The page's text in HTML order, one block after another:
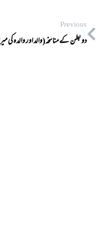
Previous
دو بطن کے مناسخہ(والد اور والدہ کی